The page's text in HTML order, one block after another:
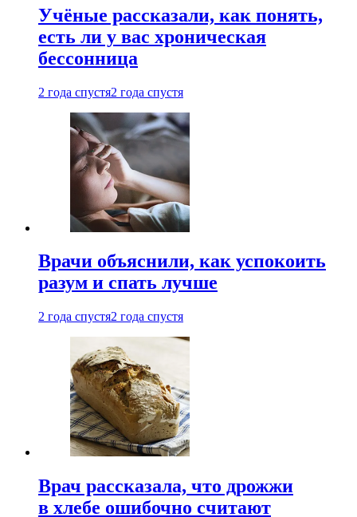
Учёные рассказали, как понять,
есть ли у вас хроническая
бессонница
2 года спустя2 года спустя
Врачи объяснили, как успокоить
разум и спать лучше
2 года спустя2 года спустя
Врач рассказала, что дрожжи
в хлебе ошибочно считают